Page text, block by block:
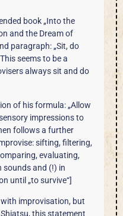
book „Into the
and the Dream of
paragraph: „Sit, do
seems to be a
always sit and do
of his formula: „Allow
impressions to
follows a further
sifting, filtering,
evaluating,
sounds and (!) in
until „to survive“]
improvisation, but
this statement